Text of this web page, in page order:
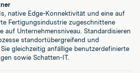
native Edge-Konnektivität und eine auf
Fertigungsindustrie zugeschnittene
auf Unternehmensniveau. Standardisieren
standortübergreifend und
gleichzeitig anfällige benutzerdefinierte
sowie Schatten-IT.